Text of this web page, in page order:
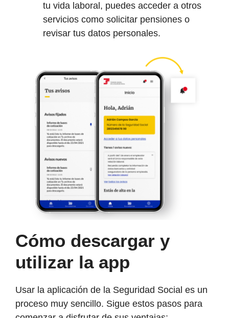
tu vida laboral, puedes acceder a otros
servicios como solicitar pensiones o
revisar tus datos personales.
Cómo descargar y
utilizar la app
Usar la aplicación de la Seguridad Social es un
proceso muy sencillo. Sigue estos pasos para